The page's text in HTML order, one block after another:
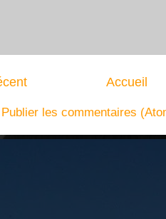
Accueil
Publier les commentaires